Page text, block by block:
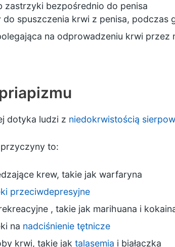
zastrzyki bezpośrednio do penisa
do spuszczenia krwi z penisa,
na odprowadzeniu krwi
dotyka ludzi z niedokrwistością
to:
krew, takie jakwarfaryna
przeciwdepresyjne
, takie jak marihuana i
na nadciśnienie tętnicze
krwi, takie jaktalasemia i białaczka